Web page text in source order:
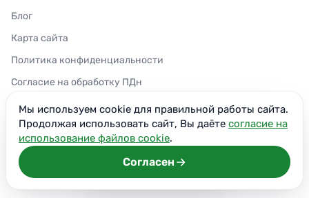
Блог
Карта сайта
Политика конфиденциальности
Согласие на обработку ПДн
Согласие на использование cookie
+7 (926) 633-22-01
Ежедневно 8:00–22:00
Мы используем cookie для правильной работы сайта.
Продолжая использовать сайт, Вы даёте согласие на
использование файлов cookie.
Согласен